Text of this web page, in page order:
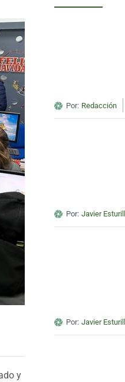
y
Por: Redacción
Por: Javier
Por: Javier